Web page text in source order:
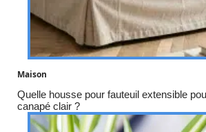
Maison
Quelle housse pour fauteuil extensible
canapé clair ?